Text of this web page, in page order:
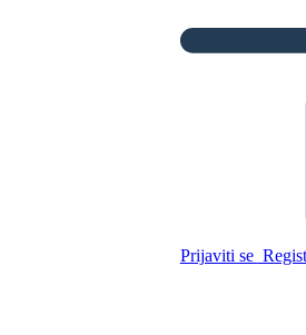
Prijaviti se